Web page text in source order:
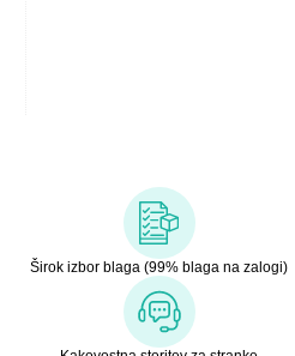
Širok izbor blaga (99% blaga na zalogi)